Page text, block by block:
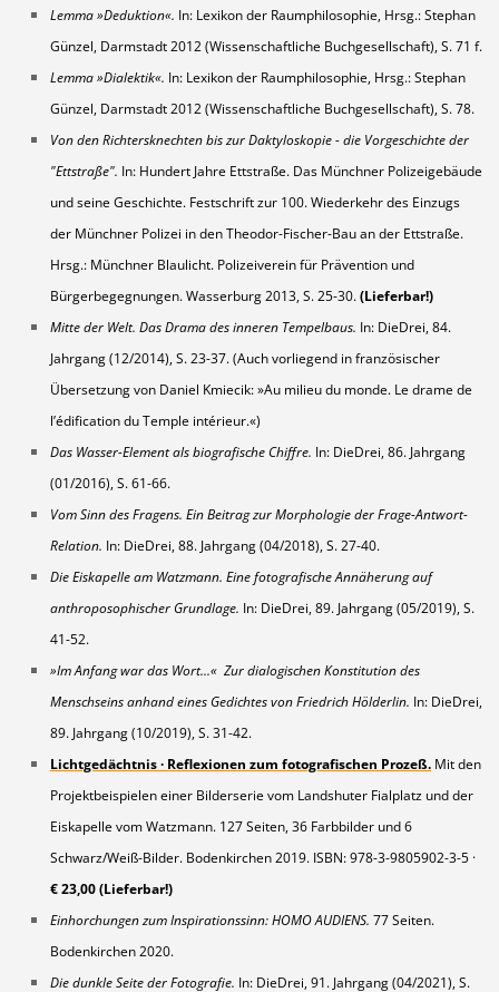
Lemma »Deduktion«. In: Lexikon der Raumphilosophie, Hrsg.: Stephan
Günzel, Darmstadt 2012 (Wissenschaftliche Buchgesellschaft), S. 71 f.
Lemma »Dialektik«. In: Lexikon der Raumphilosophie, Hrsg.: Stephan
Günzel, Darmstadt 2012 (Wissenschaftliche Buchgesellschaft), S. 78.
Von den Richtersknechten bis zur Daktyloskopie - die Vorgeschichte der
"Ettstraße". In: Hundert Jahre Ettstraße. Das Münchner Polizeigebäude
und seine Geschichte. Festschrift zur 100. Wiederkehr des Einzugs
der Münchner Polizei in den Theodor-Fischer-Bau an der Ettstraße.
Hrsg.: Münchner Blaulicht. Polizeiverein für Prävention und
Bürgerbegegnungen. Wasserburg 2013, S. 25-30.(Lieferbar!)
Mitte der Welt. Das Drama des inneren Tempelbaus. In: DieDrei, 84.
Jahrgang (12/2014), S. 23-37. (Auch vorliegend in französischer
Übersetzung von Daniel Kmiecik: »Au milieu du monde. Le drame de
l’édification du Temple intérieur.«)
Das Wasser-Element als biografische Chiffre. In: DieDrei, 86. Jahrgang
(01/2016), S. 61-66.
Vom Sinn des Fragens. Ein Beitrag zur Morphologie der Frage-Antwort-
Relation. In: DieDrei, 88. Jahrgang (04/2018), S. 27-40.
Die Eiskapelle am Watzmann. Eine fotografische Annäherung auf
anthroposophischer Grundlage. In: DieDrei, 89. Jahrgang (05/2019), S.
41-52.
»Im Anfang war das Wort...« Zur dialogischen Konstitution des
Menschseins anhand eines Gedichtes von Friedrich Hölderlin. In: DieDrei,
89. Jahrgang (10/2019), S. 31-42.
Lichtgedächtnis · Reflexionen zum fotografischen Prozeß.Mit den
Projektbeispielen einer Bilderserie vom Landshuter Fialplatz und der
Eiskapelle vom Watzmann. 127 Seiten, 36 Farbbilder und 6
Schwarz/Weiß-Bilder. Bodenkirchen 2019. ISBN: 978-3-9805902-3-5 ·
€ 23,00(Lieferbar!)
Einhorchungen zum Inspirationssinn: HOMO AUDIENS. 77 Seiten.
Bodenkirchen 2020.
Die dunkle Seite der Fotografie. In: DieDrei, 91. Jahrgang (04/2021), S.